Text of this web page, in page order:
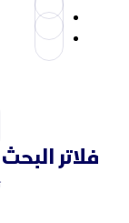
فلاتر البحث